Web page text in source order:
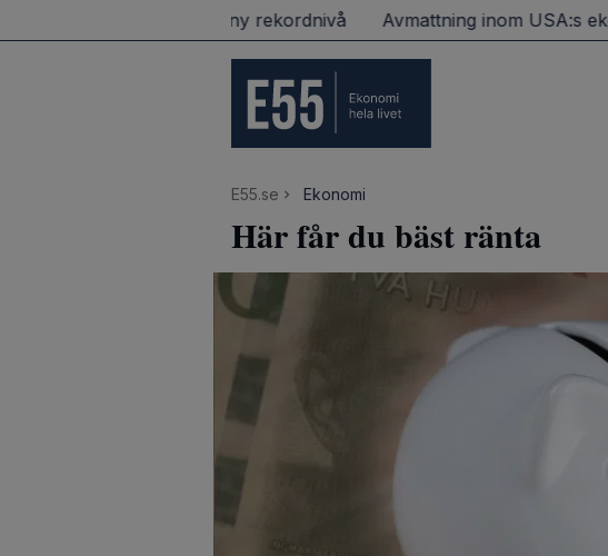
Stockholmsbörsen på ny rekordnivå Avmattning inom USA:s
E55.se Ekonomi
Här får du bäst ränta